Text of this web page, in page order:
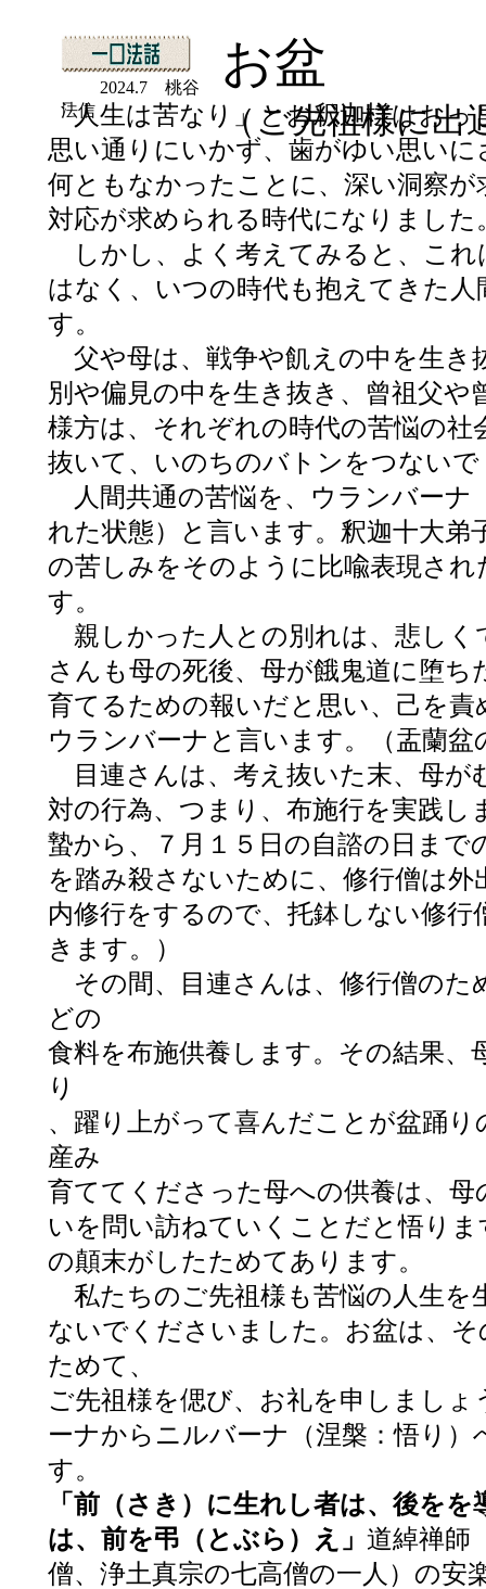
「人生は苦なり」とお釈迦様はお
思い通りにいかず、歯がゆい思い
何ともなかったことに、深い洞察
対応が求められる時代になりました
しかし、よく考えてみると、これ
はなく、いつの時代も抱えてきた
す。
父や母は、戦争や飢えの中を生き
別や偏見の中を生き抜き、曾祖父や
様方は、それぞれの時代の苦悩の社
抜いて、いのちのバトンをつない
人間共通の苦悩を、ウランバーナ
れた状態）と言います。釈迦十大弟
の苦しみをそのように比喩表現さ
す。
親しかった人との別れは、悲しく
さんも母の死後、母が餓鬼道に堕ち
育てるための報いだと思い、己を
ウランバーナと言います。（盂蘭盆
目連さんは、考え抜いた末、母が
対の行為、つまり、布施行を実践し
蟄から、７月１５日の自諮の日まで
を踏み殺さないために、修行僧は外
内修行をするので、托鉢しない修行
きます。）
その間、目連さんは、修行僧のた
どの
食料を布施供養します。その結果、
り
、躍り上がって喜んだことが盆踊
産み
育ててくださった母への供養は、母
いを問い訪ねていくことだと悟り
の顛末がしたためてあります。
私たちのご先祖様も苦悩の人生を
ないでくださいました。お盆は、
ためて、
ご先祖様を偲び、お礼を申しまし
ーナからニルバーナ（涅槃：悟り）
す。
「前（さき）に生れし者は、後を
は、前を弔（とぶら）え」 道綽禅師
僧、浄土真宗の七高僧の一人）の安
2024.7 桃谷
法信
お盆
（ご先祖様に出